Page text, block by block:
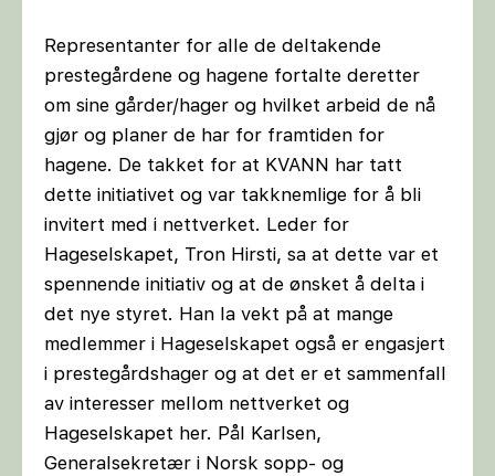
Representanter for alle de deltakende
prestegårdene og hagene fortalte deretter
om sine gårder/hager og hvilket arbeid de nå
gjør og planer de har for framtiden for
hagene. De takket for at KVANN har tatt
dette initiativet og var takknemlige for å bli
invitert med i nettverket. Leder for
Hageselskapet, Tron Hirsti, sa at dette var et
spennende initiativ og at de ønsket å delta i
det nye styret. Han la vekt på at mange
medlemmer i Hageselskapet også er engasjert
i prestegårdshager og at det er et sammenfall
av interesser mellom nettverket og
Hageselskapet her. Pål Karlsen,
Generalsekretær i Norsk sopp- og